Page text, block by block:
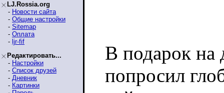
LJ.Rossia.org
- Новости сайта
- Общие настройки
- Sitemap
- Оплата
- ljr-fif
Редактировать...
- Настройки
- Список друзей
- Дневник
- Картинки
В подарок на
попросил